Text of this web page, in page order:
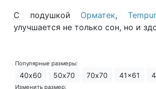
С подушкой Орматек, Tempur
улучшается не только сон, но и
Популярные размеры:
40х60 50х70 70х70 41x61
Изменить размер: